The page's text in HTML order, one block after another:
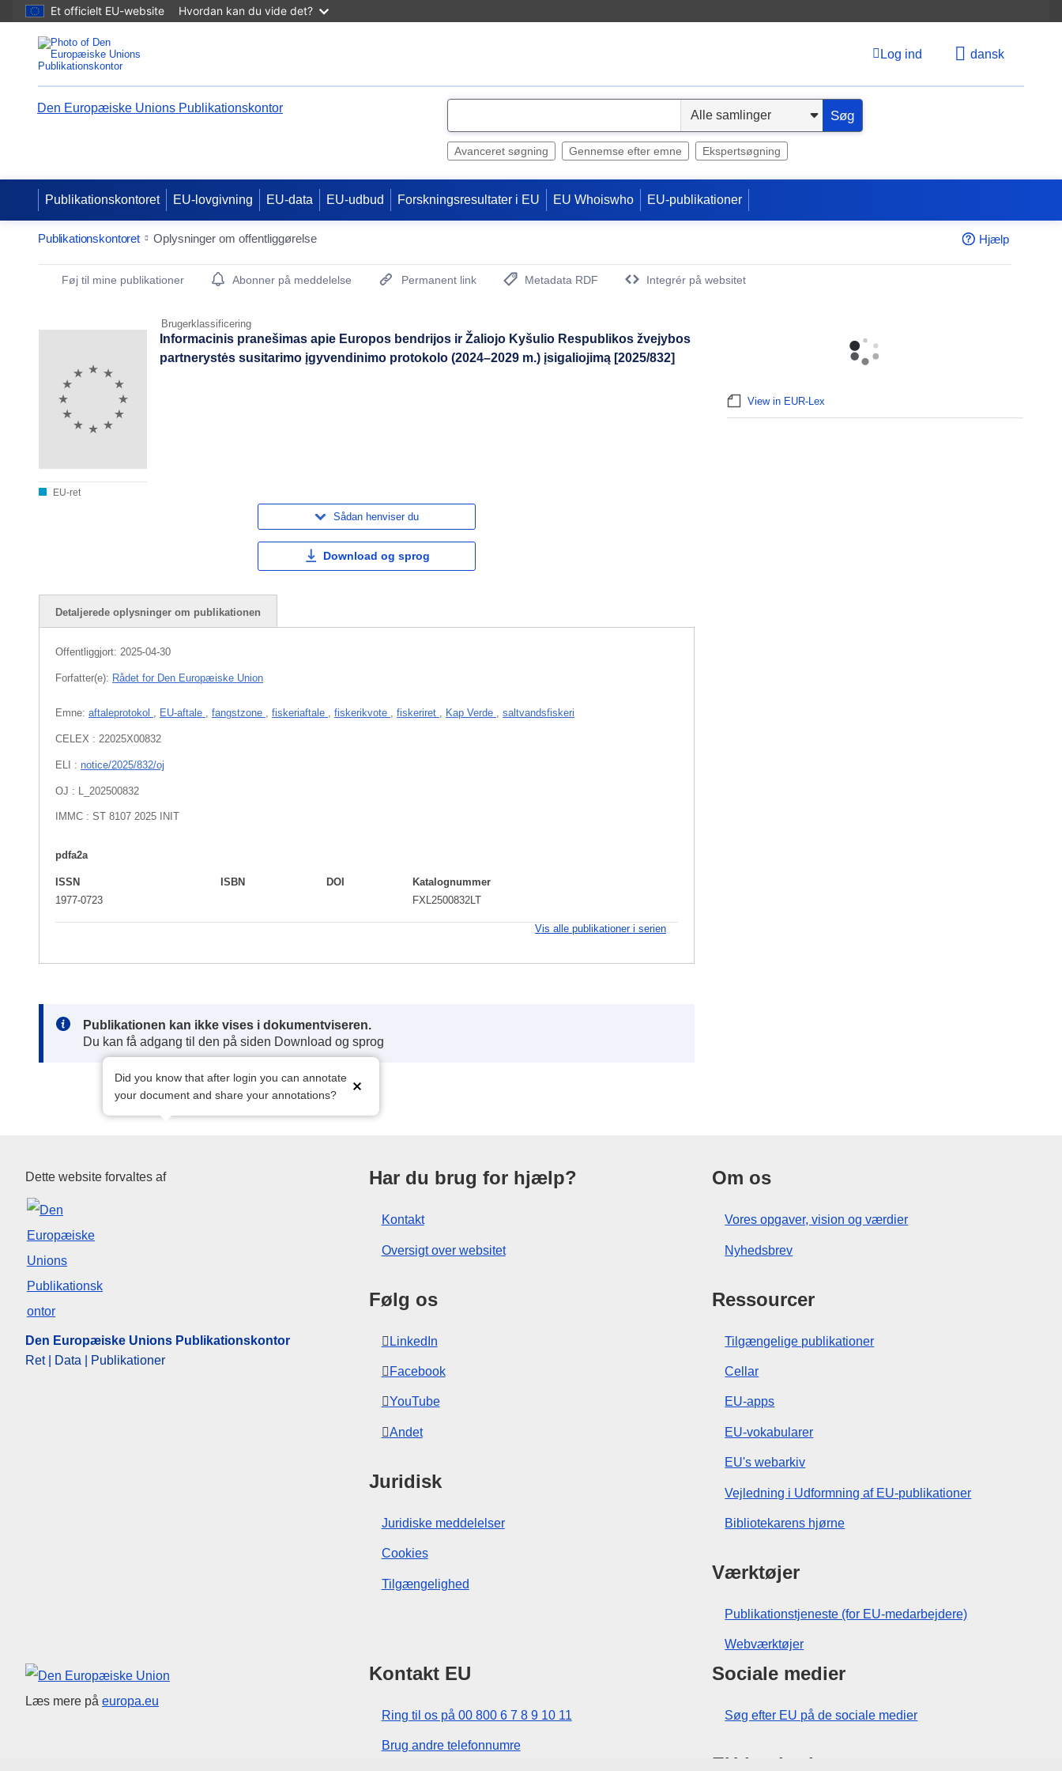
Et officielt EU-website Hvordan kan du vide det?
Log ind dansk
Den Europæiske Unions Publikationskontor
e
Søg
Avanceret søgning Gennemse efter emne Ekspertsøgning
Publikationskontoret EU-lovgivning EU-data EU-udbud Forskningsresultater i EU EU Whoiswho EU-publikationer
Publikationskontoret Oplysninger om offentliggørelse Hjælp
Publication Detail Actions Portlet
Føj til mine publikationer Abonner på meddelelse Permanent link
Metadata RDF
Integrér på websitet
Brugerklassificering
EU-ret
Informacinis pranešimas apie Europos bendrijos ir Žaliojo Kyšulio Respublikos žvejybos
partnerystės susitarimo įgyvendinimo protokolo (2024–2029 m.) įsigaliojimą [2025/832]
Sådan henviser du
Download og sprog
Detaljerede oplysninger om publikationen
Offentliggjort: 2025-04-30
Forfatter(e): Rådet for Den Europæiske Union
Emne: aftaleprotokol , EU-aftale , fangstzone , fiskeriaftale , fiskerikvote , fiskeriret , Kap Verde , saltvandsfiskeri
CELEX : 22025X00832
ELI : notice/2025/832/oj
OJ : L_202500832
IMMC : ST 8107 2025 INIT
pdfa2a
ISSN
1977-0723
ISBN DOI
Katalognummer
FXL2500832LT
Vis alle publikationer i serien
Note:
Publikationen kan ikke vises i dokumentviseren.
Du kan få adgang til den på siden Download og sprog
Did you know that after login you can annotate
your document and share your annotations?
View in EUR-Lex
Den Europæiske Unions Publikationskontor
Dette website forvaltes af
Den Europæiske Unions Publikationskontor
Ret | Data | Publikationer
Har du brug for hjælp?
Kontakt
Oversigt over websitet
Følg os
LinkedIn
Facebook
YouTube
Andet
Juridisk
Juridiske meddelelser
Cookies
Tilgængelighed
Om os
Vores opgaver, vision og værdier
Nyhedsbrev
Ressourcer
Tilgængelige publikationer
Cellar
EU-apps
EU-vokabularer
EU's webarkiv
Vejledning i Udformning af EU-publikationer
Bibliotekarens hjørne
Værktøjer
Publikationstjeneste (for EU-medarbejdere)
Webværktøjer
Den Europæiske Union
Læs mere på europa.eu
Kontakt EU
Ring til os på 00 800 6 7 8 9 10 11
Brug andre telefonnumre
Sociale medier
Søg efter EU på de sociale medier
EU-institutioner og -organer